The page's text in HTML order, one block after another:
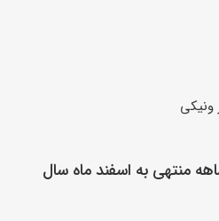
ونیکی
صورت های مالی ۶ ماهه منتهی به اسفند ماه سال